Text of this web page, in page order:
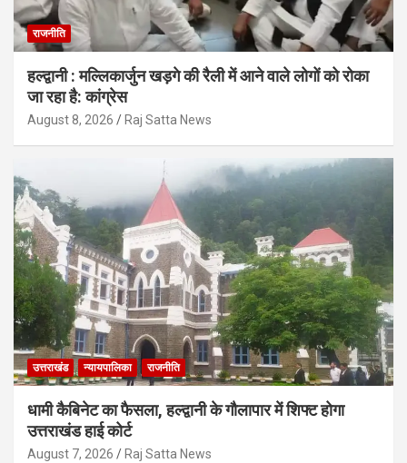
राजनीति
हल्द्वानी : मल्लिकार्जुन खड़गे की रैली में आने वाले लोगों को रोका
जा रहा है: कांग्रेस
August 8, 2026 Raj Satta News
उत्तराखंड न्यायपालिका राजनीति
धामी कैबिनेट का फैसला, हल्द्वानी के गौलापार में शिफ्ट होगा
उत्तराखंड हाई कोर्ट
August 7, 2026 Raj Satta News